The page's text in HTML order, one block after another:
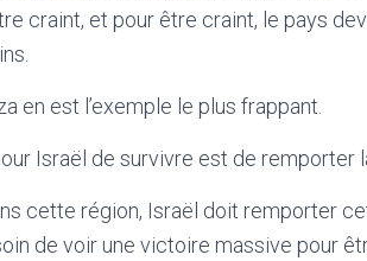
craint, et pour être craint, le pays
en est l’exemple le plus frappant.
Israël de survivre est de remporter
cette région, Israël doit remporter
de voir une victoire massive pour